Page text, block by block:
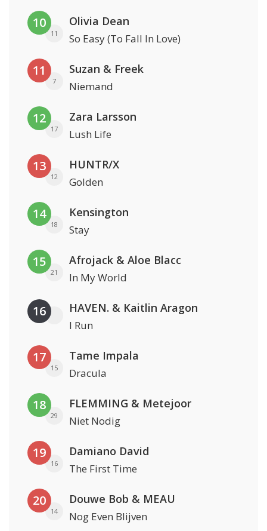
10
11
Olivia Dean
So Easy (To Fall In Love)
11
7
Suzan & Freek
Niemand
12
17
Zara Larsson
Lush Life
13
12
HUNTR/X
Golden
14
18
Kensington
Stay
15
21
Afrojack & Aloe Blacc
In My World
16 HAVEN. & Kaitlin Aragon
I Run
17
15
Tame Impala
Dracula
18
29
FLEMMING & Metejoor
Niet Nodig
19
16
Damiano David
The First Time
20
14
Douwe Bob & MEAU
Nog Even Blijven